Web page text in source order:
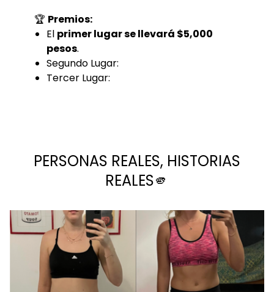
🏆 Premios:
El primer lugar se llevará $5,000
pesos.
Segundo Lugar:
Tercer Lugar:
PERSONAS REALES, HISTORIAS
REALES🫵